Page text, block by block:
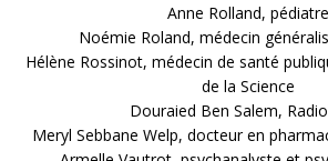
Anne Rolland, pédiatre
Noémie Roland, médecin
Hélène Rossinot, médecin de santé
de la Science
Douraied Ben Salem,
Meryl Sebbane Welp, docteur en